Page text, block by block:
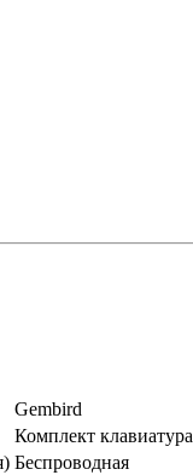
Gembird
Комплект
Беспроводная